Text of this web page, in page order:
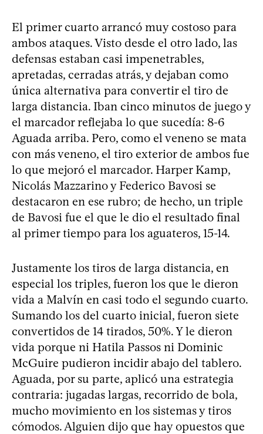
El primer cuarto arrancó muy costoso para
ambos ataques. Visto desde el otro lado, las
defensas estaban casi impenetrables,
apretadas, cerradas atrás, y dejaban como
única alternativa para convertir el tiro de
larga distancia. Iban cinco minutos de juego y
el marcador reflejaba lo que sucedía: 8-6
Aguada arriba. Pero, como el veneno se mata
con más veneno, el tiro exterior de ambos fue
lo que mejoró el marcador. Harper Kamp,
Nicolás Mazzarino y Federico Bavosi se
destacaron en ese rubro; de hecho, un triple
de Bavosi fue el que le dio el resultado final
al primer tiempo para los aguateros, 15-14.
Justamente los tiros de larga distancia, en
especial los triples, fueron los que le dieron
vida a Malvín en casi todo el segundo cuarto.
Sumando los del cuarto inicial, fueron siete
convertidos de 14 tirados, 50%. Y le dieron
vida porque ni Hatila Passos ni Dominic
McGuire pudieron incidir abajo del tablero.
Aguada, por su parte, aplicó una estrategia
contraria: jugadas largas, recorrido de bola,
mucho movimiento en los sistemas y tiros
cómodos. Alguien dijo que hay opuestos que